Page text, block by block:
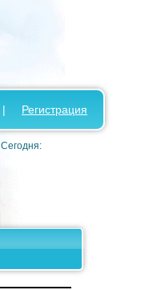
| Регистрация
Сегодня: